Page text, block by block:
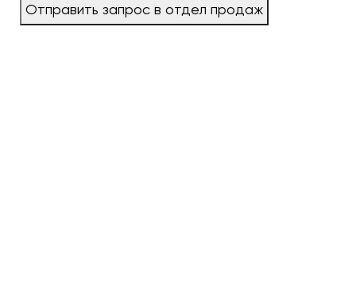
Отправить запрос в отдел продаж